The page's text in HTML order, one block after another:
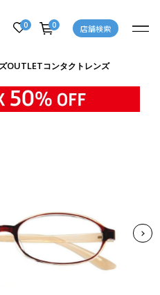
0 0 店舗検索
OUTLETコンタクトレンズ
商品詳細ページへ